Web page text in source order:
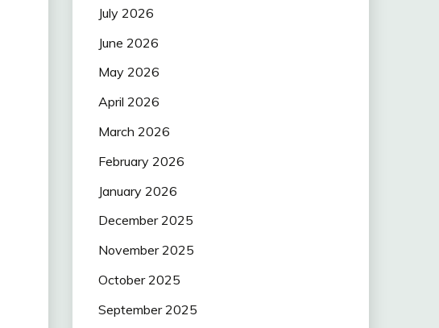
July 2026
June 2026
May 2026
April 2026
March 2026
February 2026
January 2026
December 2025
November 2025
October 2025
September 2025